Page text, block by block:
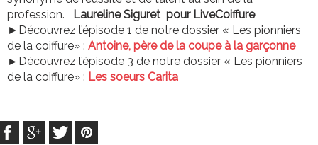
profession.
Laureline Siguret pour LiveCoiffure
►Découvrez l’épisode 1 de notre dossier « Les pionniers
de la coiffure» : Antoine, père de la coupe à la garçonne
► Découvrez l’épisode 3 de notre dossier « Les pionniers
de la coiffure» : Les soeurs Carita